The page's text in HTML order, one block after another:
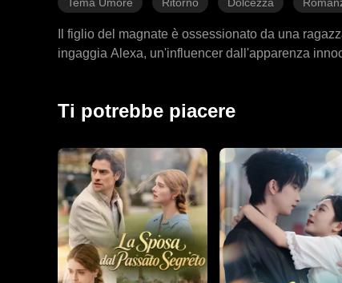
Il figlio del magnate è ossessionato da una
ingaggia Alexa, un'influencer dall'apparenza
Ti potrebbe piacere